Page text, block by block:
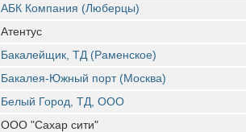
АБК Компания (Люберцы)
Атентус
Бакалейщик, ТД (Раменское)
Бакалея-Южный порт (Москва)
Белый Город, ТД, ООО
ООО "Сахар сити"